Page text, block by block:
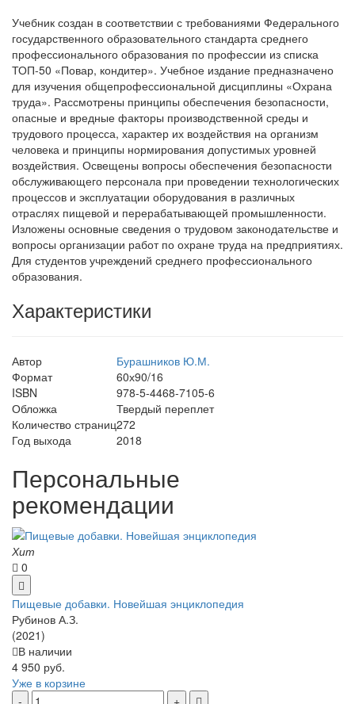
Учебник создан в соответствии с требованиями Федерального
государственного образовательного стандарта среднего
профессионального образования по профессии из списка
ТОП-50 «Повар, кондитер». Учебное издание предназначено
для изучения общепрофессиональной дисциплины «Охрана
труда». Рассмотрены принципы обеспечения безопасности,
опасные и вредные факторы производственной среды и
трудового процесса, характер их воздействия на организм
человека и принципы нормирования допустимых уровней
воздействия. Освещены вопросы обеспечения безопасности
обслуживающего персонала при проведении технологических
процессов и эксплуатации оборудования в различных
отраслях пищевой и перерабатывающей промышленности.
Изложены основные сведения о трудовом законодательстве и
вопросы организации работ по охране труда на предприятиях.
Для студентов учреждений среднего профессионального
образования.
Характеристики
Автор
Бурашников Ю.М.
Формат
60х90/16
ISBN
978-5-4468-7105-6
Обложка
Твердый переплет
Количество страниц272
Год выхода
2018
Персональные
рекомендации
Хит
0
Пищевые добавки. Новейшая энциклопедия
Рубинов А.З.
(2021)
В наличии
4 950 руб.
Уже в корзине